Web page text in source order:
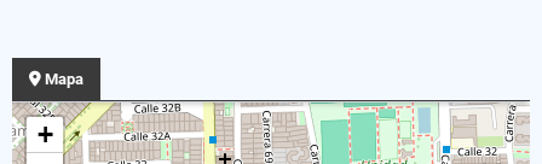
Mapa
+